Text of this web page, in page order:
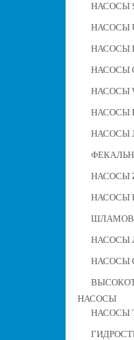
НАСОСЫ
НАСОСЫ
НАСОСЫ
НАСОСЫ
НАСОСЫ
НАСОСЫ
НАСОСЫ
НАСОСЫ
НАСОСЫ
НАСОСЫ
НАСОСЫ
НАСОСЫ
НАСОСЫ